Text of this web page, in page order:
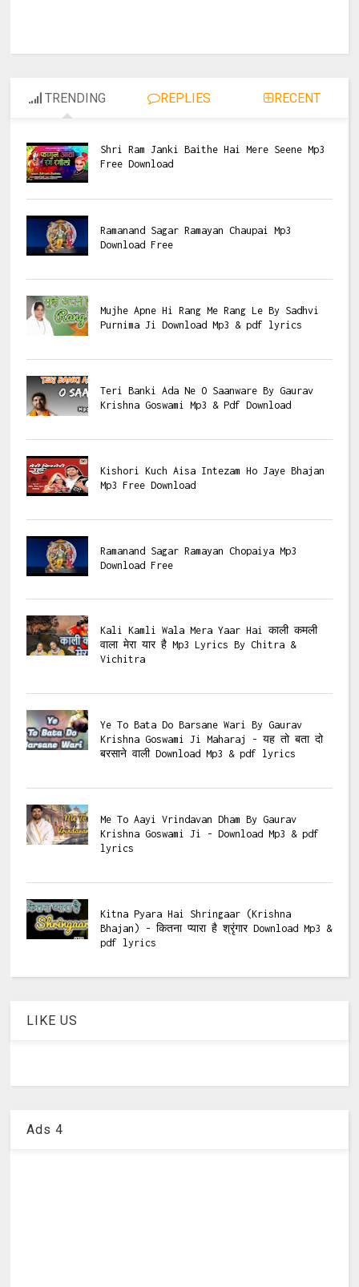
TRENDING REPLIES RECENT
Shri Ram Janki Baithe Hai Mere Seene Mp3
Free Download
Ramanand Sagar Ramayan Chaupai Mp3
Download Free
Mujhe Apne Hi Rang Me Rang Le By Sadhvi
Purnima Ji Download Mp3 & pdf lyrics
Teri Banki Ada Ne O Saanware By Gaurav
Krishna Goswami Mp3 & Pdf Download
Kishori Kuch Aisa Intezam Ho Jaye Bhajan
Mp3 Free Download
Ramanand Sagar Ramayan Chopaiya Mp3
Download Free
Kali Kamli Wala Mera Yaar Hai काली कमली
वाला मेरा यार है Mp3 Lyrics By Chitra &
Vichitra
Ye To Bata Do Barsane Wari By Gaurav
Krishna Goswami Ji Maharaj - यह तो बता दो
बरसाने वाली Download Mp3 & pdf lyrics
Me To Aayi Vrindavan Dham By Gaurav
Krishna Goswami Ji - Download Mp3 & pdf
lyrics
Kitna Pyara Hai Shringaar (Krishna
Bhajan) - कितना प्यारा है श्रृंगार Download Mp3 &
pdf lyrics
LIKE US
Ads 4